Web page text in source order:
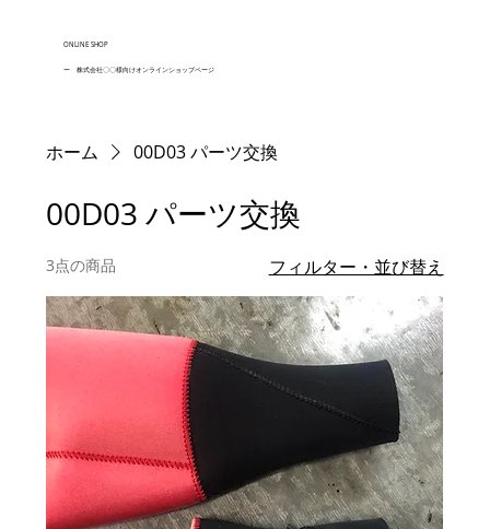
ONLINE SHOP
ー 株式会社〇〇様向けオンラインショップページ
ホーム 00D03 パーツ交換
00D03 パーツ交換
3点の商品 フィルター・並び替え